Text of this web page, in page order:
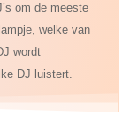
om de meeste
welke van
wordt
DJ luistert.